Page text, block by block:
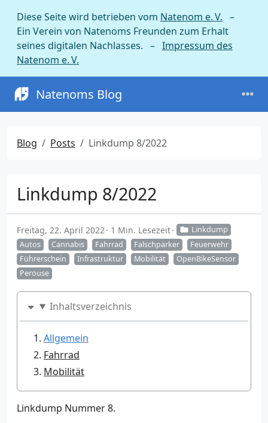
Diese Seite wird betrieben vom Natenom e. V. –
Ein Verein von Natenoms Freunden zum Erhalt
seines digitalen Nachlasses. – Impressum des
Natenom e. V.
Natenoms Blog
Blog Posts Linkdump 8/2022
Linkdump 8/2022
Freitag, 22. April 2022 1 Min. Lesezeit
Linkdump
Autos
Cannabis Fahrrad Falschparker
Feuerwehr
Führerschein
Infrastruktur Mobilität
OpenBikeSensor
Perouse
Inhaltsverzeichnis
Allgemein
Fahrrad
Mobilität
Linkdump Nummer 8.